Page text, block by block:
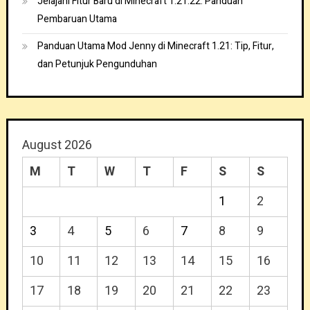
Pembaruan Utama
Panduan Utama Mod Jenny di Minecraft 1.21: Tip, Fitur,
dan Petunjuk Pengunduhan
August 2026
M
T W T F S
S
1
2
3
4 5 6 7 8
9
10
11 12 13 14 15
16
17
18 19 20 21 22
23